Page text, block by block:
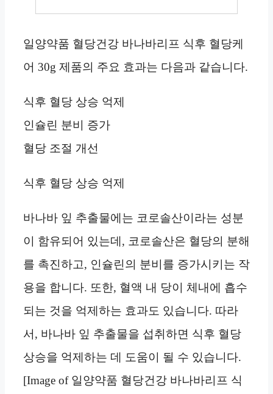
일양약품 혈당건강 바나바리프 식후 혈당케
어 30g 제품의 주요 효과는 다음과 같습니다.
식후 혈당 상승 억제
인슐린 분비 증가
혈당 조절 개선
식후 혈당 상승 억제
바나바 잎 추출물에는 코로솔산이라는 성분
이 함유되어 있는데, 코로솔산은 혈당의 분해
를 촉진하고, 인슐린의 분비를 증가시키는 작
용을 합니다. 또한, 혈액 내 당이 체내에 흡수
되는 것을 억제하는 효과도 있습니다. 따라
서, 바나바 잎 추출물을 섭취하면 식후 혈당
상승을 억제하는 데 도움이 될 수 있습니다.
[Image of 일양약품 혈당건강 바나바리프 식